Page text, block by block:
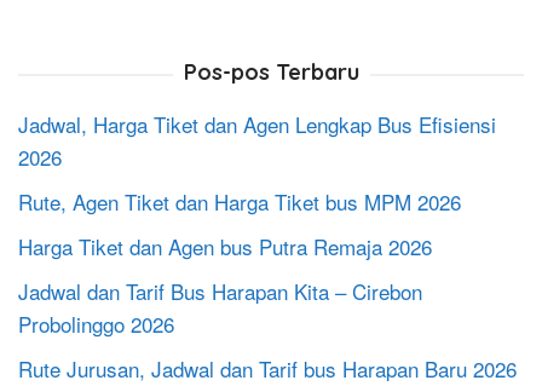
Pos-pos Terbaru
Jadwal, Harga Tiket dan Agen Lengkap Bus Efisiensi
2026
Rute, Agen Tiket dan Harga Tiket bus MPM 2026
Harga Tiket dan Agen bus Putra Remaja 2026
Jadwal dan Tarif Bus Harapan Kita – Cirebon
Probolinggo 2026
Rute Jurusan, Jadwal dan Tarif bus Harapan Baru 2026